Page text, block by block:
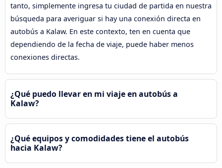
tanto, simplemente ingresa tu ciudad de partida en nuestra
búsqueda para averiguar si hay una conexión directa en
autobús a Kalaw. En este contexto, ten en cuenta que
dependiendo de la fecha de viaje, puede haber menos
conexiones directas.
¿Qué puedo llevar en mi viaje en autobús a
Kalaw?
¿Qué equipos y comodidades tiene el autobús
hacia Kalaw?